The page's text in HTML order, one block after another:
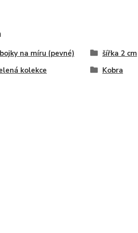
na míru (pevné) šířka 2 cm
kolekce Kobra